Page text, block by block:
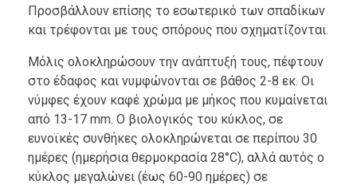
Προσβάλλουν επίσης το εσωτερικό των σπαδίκων
και τρέφονται με τους σπόρους που σχηματίζονται.
Μόλις ολοκληρώσουν την ανάπτυξή τους, πέφτουν
στο έδαφος και νυμφώνονται σε βάθος 2-8 εκ. Οι
νύμφες έχουν καφέ χρώμα με μήκος που κυμαίνεται
από 13-17 mm. Ο βιολογικός του κύκλος, σε
ευνοϊκές συνθήκες ολοκληρώνεται σε περίπου 30
ημέρες (ημερήσια θερμοκρασία 28°C), αλλά αυτός ο
κύκλος μεγαλώνει (έως 60-90 ημέρες) σε